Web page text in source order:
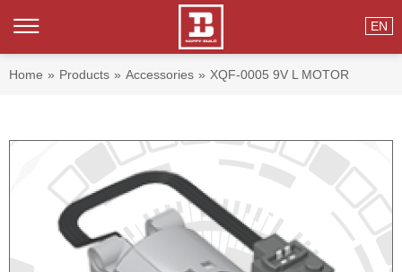
EN
Home » Products » Accessories » XQF-0005 9V L MOTOR